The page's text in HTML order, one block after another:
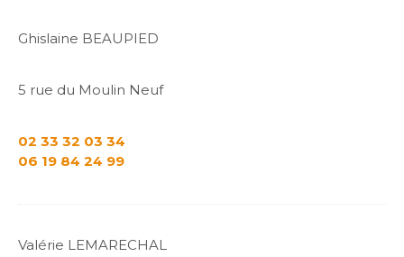
Ghislaine BEAUPIED
5 rue du Moulin Neuf
02 33 32 03 34
06 19 84 24 99
Valérie LEMARECHAL